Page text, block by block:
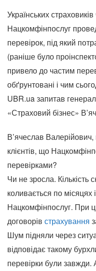
Українських
Нацкомфінпослуг
перевірок, під який
(раніше було
привело до частим
обґрунтовані і чим
UBR.ua запитав
«Страховий бізнес»
В’ячеслав Валерійович,
клієнтів, що
перевірками?
Чи не зросла. Кількість
коливається по місяцях
Нацкомфінпослуг. При
договорів страхування
Шум підняли через
відповідає такому
перевірки були